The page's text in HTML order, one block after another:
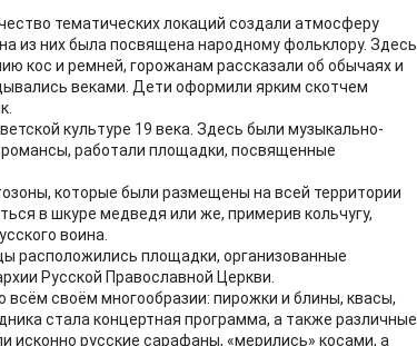
тематических локаций создали атмосферу
из них была посвящена народному фольклору. Здесь
кос и ремней, горожанам рассказали об обычаях и
веками. Дети оформили ярким скотчем
культуре 19 века. Здесь были музыкально-
работали площадки, посвященные
которые были размещены на всей территории
в шкуре медведя или же, примерив кольчугу,
воина.
расположились площадки, организованные
Русской Православной Церкви.
всём своём многообразии: пирожки и блины, квасы,
стала концертная программа, а также различные
исконно русские сарафаны, «мерились» косами, а